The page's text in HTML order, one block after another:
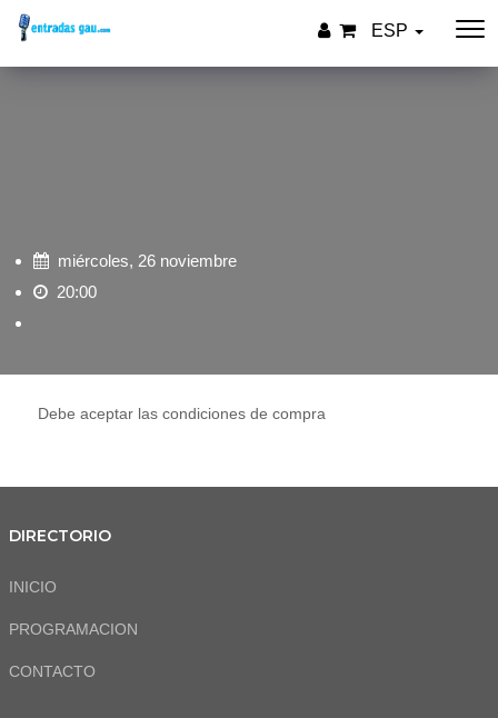
ESP
miércoles, 26 noviembre
20:00
Debe aceptar las condiciones de compra
DIRECTORIO
INICIO
PROGRAMACION
CONTACTO